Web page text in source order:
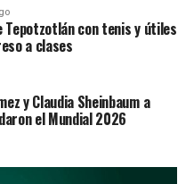
Noticias
Tepotzotlán con tenis y útiles
a clases
y Claudia Sheinbaum a
el Mundial 2026